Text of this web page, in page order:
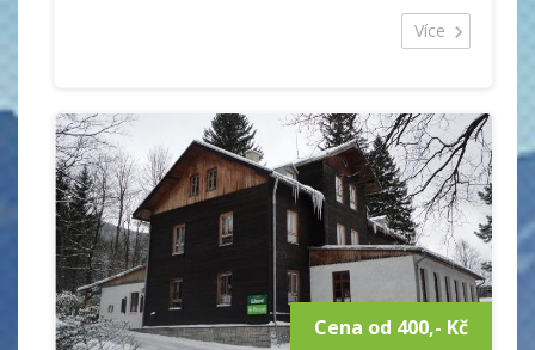
je rovněž k dispozici společenská místnost s televizí,
kuchyňský kout, v létě venkovní posezení s ohništěm.
Více
Cena od 400,- Kč